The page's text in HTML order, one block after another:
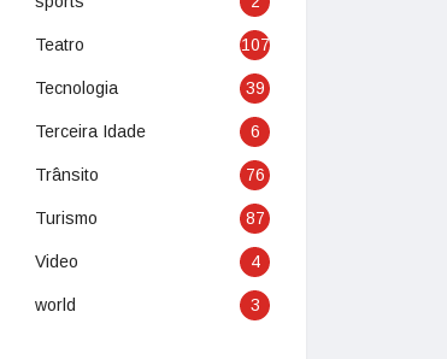
Teatro 107
Tecnologia 39
Terceira Idade 6
Trânsito 76
Turismo 87
Video 4
world 3